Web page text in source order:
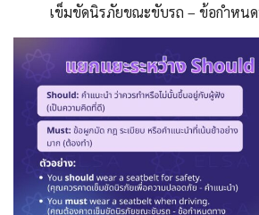
เข็มขัดนิรภัยขณะขับรถ – ข้อกำหน